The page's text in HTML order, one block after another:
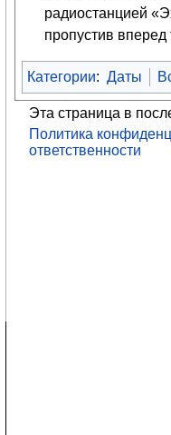
радиостанцией
пропустив
Категории: Даты
Эта страница в
Политика
ответственности